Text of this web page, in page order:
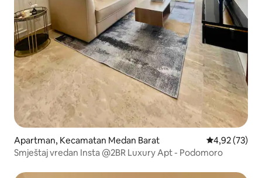
Apartman, Kecamatan Medan Barat Prosečna
4,92 (73)
Smještaj vredan Insta @2BR Luxury Apt - Podomoro